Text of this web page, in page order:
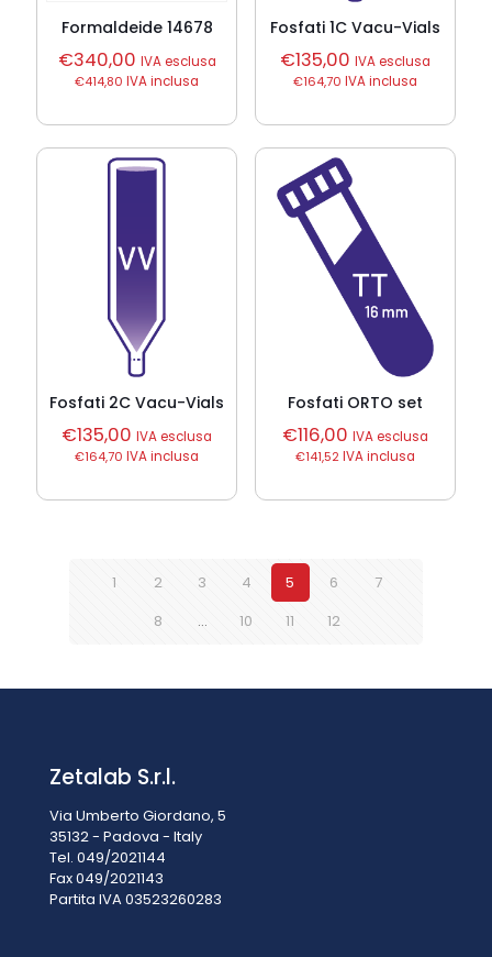
Formaldeide 14678
€340,00 IVA esclusa
€414,80 IVA inclusa
Fosfati 1C Vacu-Vials
€135,00 IVA esclusa
€164,70 IVA inclusa
Fosfati 2C Vacu-Vials
€135,00 IVA esclusa
€164,70 IVA inclusa
Fosfati ORTO set
€116,00 IVA esclusa
€141,52IVA inclusa
1 2 3 4 5 6
7
8
… 10 11 12
Zetalab S.r.l.
Via Umberto Giordano, 5
35132 - Padova - Italy
Tel. 049/2021144
Fax 049/2021143
Partita IVA 03523260283